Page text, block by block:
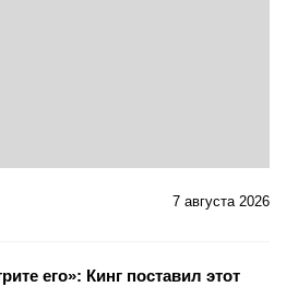
7 августа 2026
его»: Кинг поставил этот